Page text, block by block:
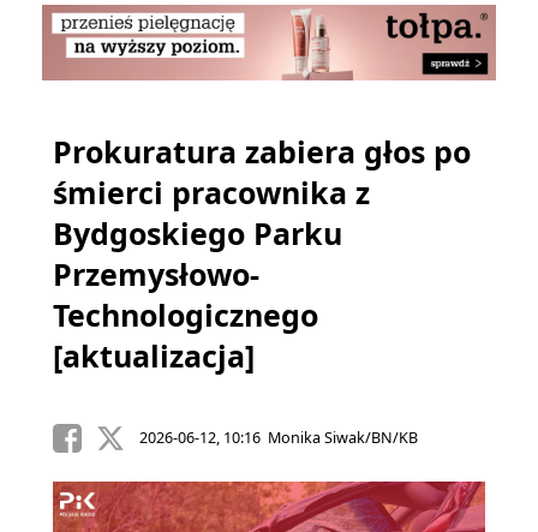
Prokuratura zabiera głos po
śmierci pracownika z
Bydgoskiego Parku
Przemysłowo-
Technologicznego
[aktualizacja]
2026-06-12, 10:16 Monika Siwak/BN/KB